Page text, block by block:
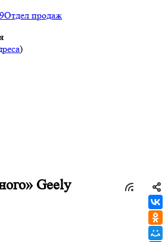
Отдел продаж
)
Geely